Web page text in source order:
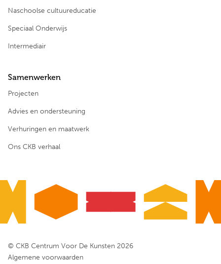
Naschoolse cultuureducatie
Speciaal Onderwijs
Intermediair
Samenwerken
Projecten
Advies en ondersteuning
Verhuringen en maatwerk
Ons CKB verhaal
© CKB Centrum Voor De Kunsten 2026
Algemene voorwaarden